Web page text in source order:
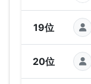
19位
20位